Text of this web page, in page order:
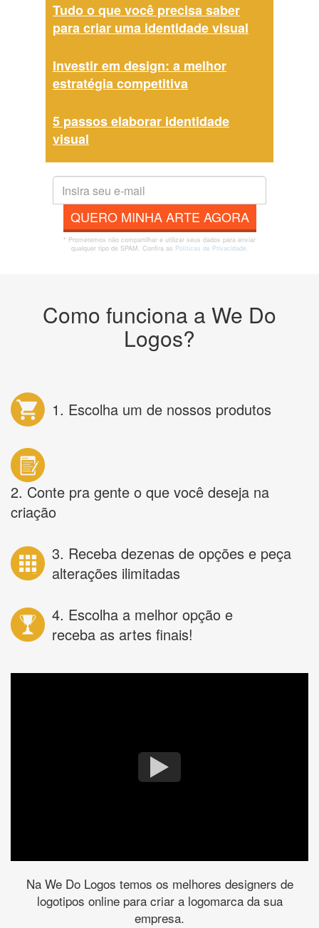
Tudo o que você precisa saber
para criar uma identidade visual
Investir em design: a melhor
estratégia competitiva
5 passos elaborar identidade
visual
QUERO MINHA ARTE AGORA
* Prometemos não compartilhar e utilizar seus dados para enviar
qualquer tipo de SPAM. Confira as Políticas de Privacidade.
Como funciona a We Do
Logos?
1. Escolha um de nossos produtos
2. Conte pra gente o que você deseja na
criação
3. Receba dezenas de opções e peça
alterações ilimitadas
4. Escolha a melhor opção e
receba as artes finais!
Na We Do Logos temos os melhores designers de
logotipos online para criar a logomarca da sua
empresa.